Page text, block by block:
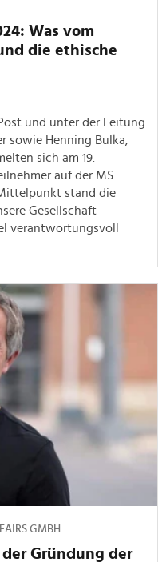
Was vom
die ethische
und unter der Leitung
sowie Henning Bulka,
sich am 19.
auf der MS
stand die
Gesellschaft
verantwortungsvoll
GMBH
Gründung der